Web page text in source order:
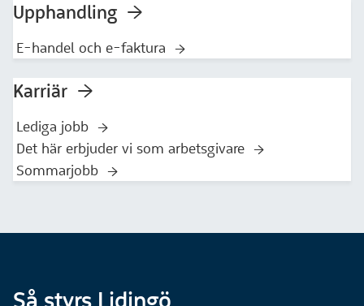
Upphandling
E-handel och e-faktura
Karriär
Lediga jobb
Det här erbjuder vi som arbetsgivare
Sommarjobb
Så styrs Lidingö